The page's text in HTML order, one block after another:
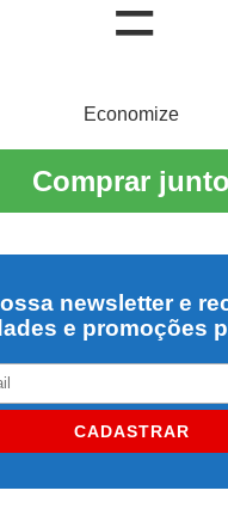
Economize
Comprar junto
newsletter e
e promoções
CADASTRAR